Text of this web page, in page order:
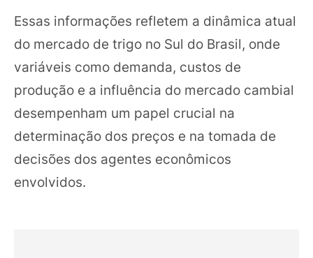
Essas informações refletem a dinâmica atual
do mercado de trigo no Sul do Brasil, onde
variáveis como demanda, custos de
produção e a influência do mercado cambial
desempenham um papel crucial na
determinação dos preços e na tomada de
decisões dos agentes econômicos
envolvidos.